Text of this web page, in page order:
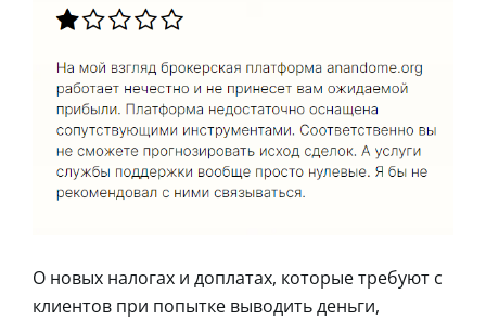
О новых налогах и доплатах, которые требуют с
клиентов при попытке выводить деньги,